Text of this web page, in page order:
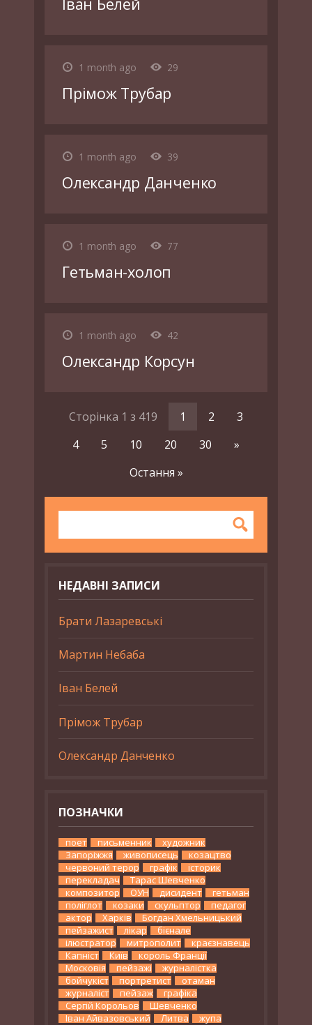
1 month ago 29
Прімож Трубар
1 month ago 39
Олександр Данченко
1 month ago 77
Гетьман-холоп
1 month ago 42
Олександр Корсун
Сторінка 1 з 419 1 2
3
4
5 10 20 30
»
Остання »
НЕДАВНІ ЗАПИСИ
Брати Лазаревські
Мартин Небаба
Іван Белей
Прімож Трубар
Олександр Данченко
ПОЗНАЧКИ
поет письменник
художник
Запоріжжя
живописець
козацтво
червоний терор
графік
історик
перекладач
Тарас Шевченко
композитор
ОУН дисидент
гетьман
поліглот
козаки скульптор
педагог
актор
Харків
Богдан Хмельницький
пейзажист
лікар
бієнале
ілюстратор
митрополит
краєзнавець
Капніст
Київ
король Франції
Московія
пейзажі
журналістка
бойчукіст
портретист
отаман
журналіст
пейзаж
графіка
Сергій Корольов
Шевченко
Іван Айвазовський
Литва жупа